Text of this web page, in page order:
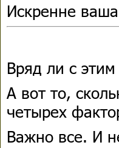
Искренне
Вряд ли с
А вот то,
четырех
Важно все. И